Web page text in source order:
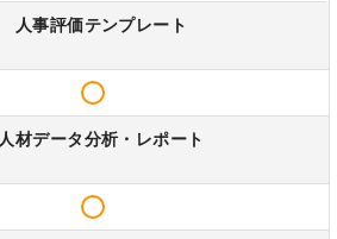
人事評価テンプレート
人材データ分析・レポート